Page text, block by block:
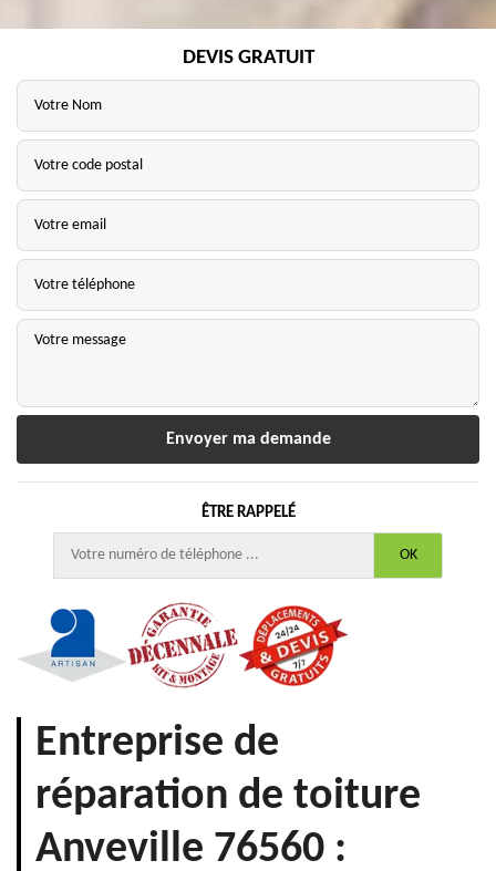
DEVIS GRATUIT
ÊTRE RAPPELÉ
Entreprise de
réparation de toiture
Anveville 76560 :